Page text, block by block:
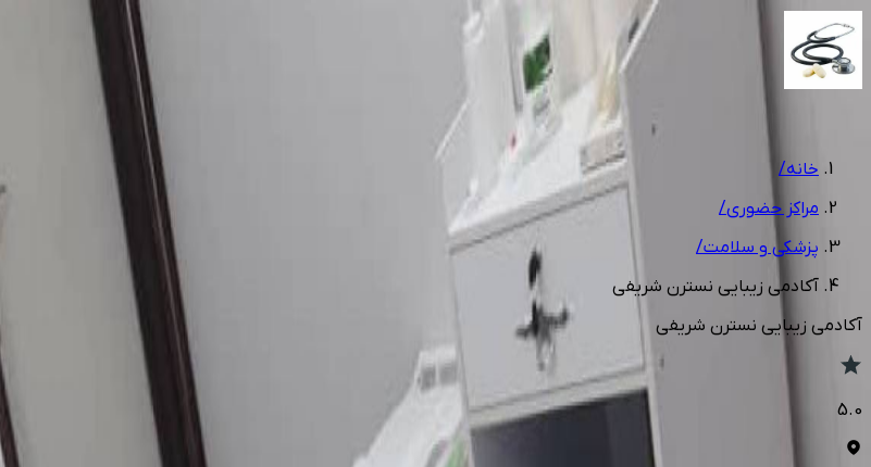
1/6
خانه/
مراکز حضوری/
پزشکی و سلامت/
آکادمی زیبایی نسترن شریفی
آکادمی زیبایی نسترن شریفی
5.0